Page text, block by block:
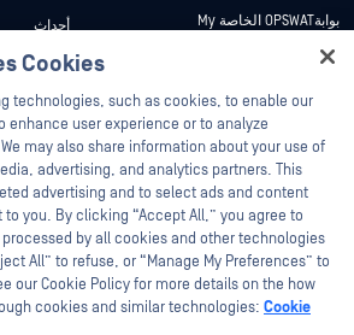
بوابةOPSWAT الخاصة My
وثائق تقنية
دورات تدريبية
برنامج الثغرات الأمنية
Partners
شهادات
شركاء التكنولوجيا
برنامج شركاء القنوات
أحداث
ندوات عبر
أوراق
مستندات
أدوات
Cookies
technologies, such as cookies, to enable our
user experience or to analyze
may also share information about your use of
advertising, and analytics partners. This
advertising and to select ads and content
you. By clicking “Accept All,” you agree to
by all cookies and other technologies
All” to refuse, or “Manage My Preferences” to
our Cookie Policy for more details on the how
cookies and similar technologies: Cookie
Hey there!
virtual assistant.
secure what's critical
today?